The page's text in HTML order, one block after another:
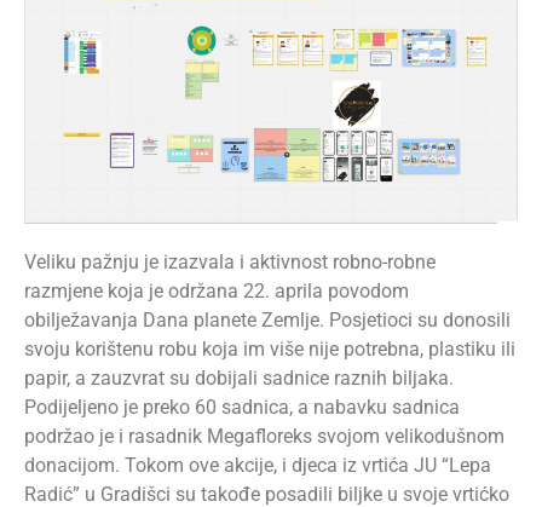
Veliku pažnju je izazvala i aktivnost robno-robne
razmjene koja je održana 22. aprila povodom
obilježavanja Dana planete Zemlje. Posjetioci su donosili
svoju korištenu robu koja im više nije potrebna, plastiku ili
papir, a zauzvrat su dobijali sadnice raznih biljaka.
Podijeljeno je preko 60 sadnica, a nabavku sadnica
podržao je i rasadnik Megafloreks svojom velikodušnom
donacijom. Tokom ove akcije, i djeca iz vrtića JU “Lepa
Radić” u Gradišci su takođe posadili biljke u svoje vrtićko